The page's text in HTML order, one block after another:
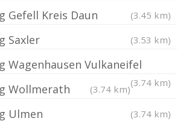
Gefell Kreis Daun (3.45 km)
Saxler (3.53 km)
Wagenhausen Vulkaneifel
(3.74 km)
Wollmerath (3.74 km)
Ulmen (3.74 km)